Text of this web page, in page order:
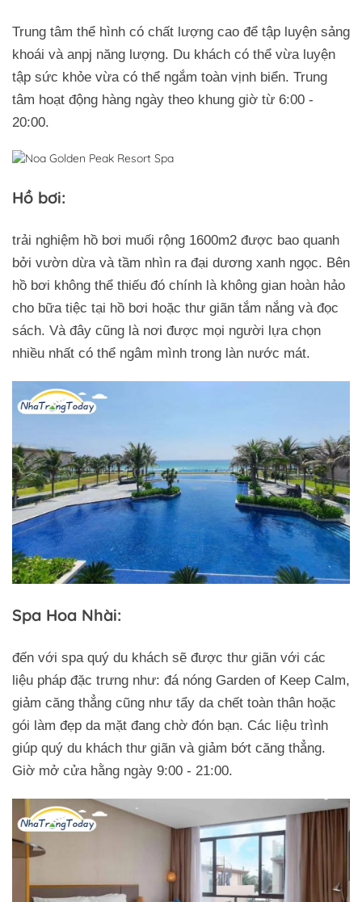
Trung tâm thể hình có chất lượng cao để tập luyện sảng
khoái và anpj năng lượng. Du khách có thể vừa luyện
tập sức khỏe vừa có thể ngắm toàn vịnh biển. Trung
tâm hoạt động hàng ngày theo khung giờ từ 6:00 -
20:00.
Hồ bơi:
trải nghiệm hồ bơi muối rộng 1600m2 được bao quanh
bởi vườn dừa và tầm nhìn ra đại dương xanh ngọc. Bên
hồ bơi không thể thiếu đó chính là không gian hoàn hảo
cho bữa tiệc tại hồ bơi hoặc thư giãn tắm nắng và đọc
sách. Và đây cũng là nơi được mọi người lựa chọn
nhiều nhất có thể ngâm mình trong làn nước mát.
Spa Hoa Nhài:
đến với spa quý du khách sẽ được thư giãn với các
liệu pháp đặc trưng như: đá nóng Garden of Keep Calm,
giảm căng thẳng cũng như tẩy da chết toàn thân hoặc
gói làm đẹp da mặt đang chờ đón bạn. Các liệu trình
giúp quý du khách thư giãn và giảm bớt căng thẳng.
Giờ mở cửa hằng ngày 9:00 - 21:00.